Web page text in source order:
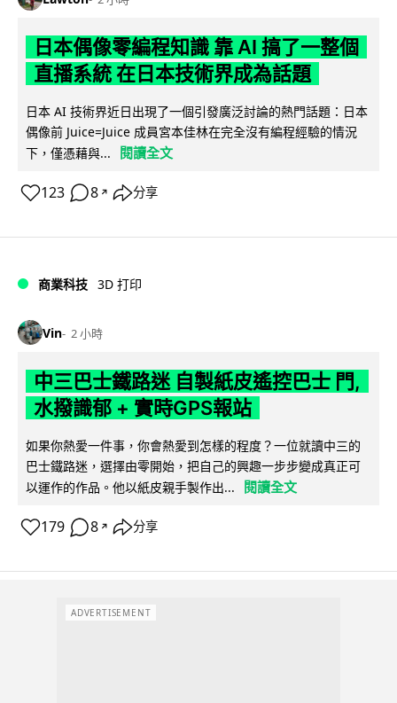
日本偶像零編程知識 靠 AI 搞了一整個
直播系統 在日本技術界成為話題
日本 AI 技術界近日出現了一個引發廣泛討論的熱門話題：日本
偶像前 Juice=Juice 成員宮本佳林在完全沒有編程經驗的情況
下，僅憑藉與...
閱讀全文
123 8 ↗ 分享
商業科技 3D 打印
Vin 2 小時
中三巴士鐵路迷 自製紙皮遙控巴士 門,
水撥識郁 + 實時GPS報站
如果你熱愛一件事，你會熱愛到怎樣的程度？一位就讀中三的
巴士鐵路迷，選擇由零開始，把自己的興趣一步步變成真正可
以運作的作品。他以紙皮親手製作出...
閱讀全文
179 8 ↗ 分享
ADVERTISEMENT